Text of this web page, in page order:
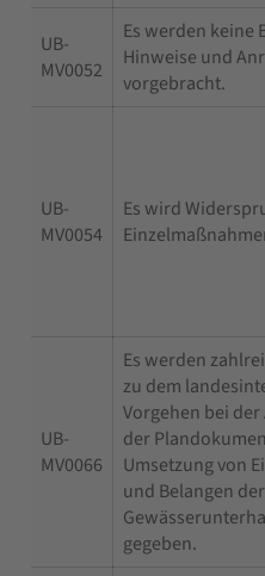
UB-
MV0052
Es werden keine
Hinweise und
vorgebracht.
UB-
MV0054
Es wird
UB-
MV0066
Es werden
zu dem
Vorgehen bei
der
Umsetzung von
und Belangen der
gegeben.